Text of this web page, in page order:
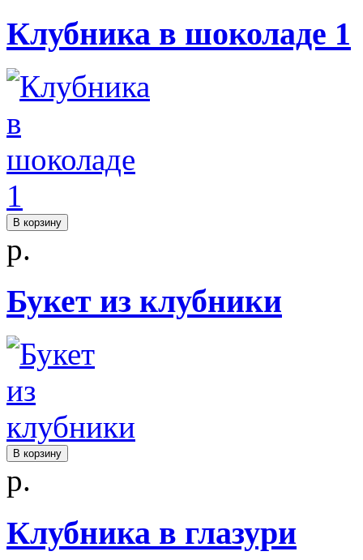
Клубника в шоколаде 1
В корзину
р.
Букет из клубники
В корзину
р.
Клубника в глазури